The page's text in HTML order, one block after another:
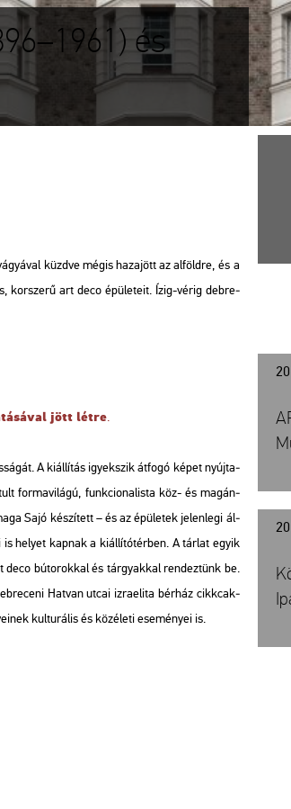
és
küzd­ve mégis ha­za­jött az al­föld­re, és a
kor­sze­rű art deco épü­le­te­it. Ízig-vérig deb­re­
jött létre.
A ki­ál­lí­tás igyek­szik át­fo­gó képet nyúj­ta­
for­ma­vi­lá­gú, funk­ci­o­na­lis­ta köz- és ma­gán­
Sajó ké­szí­tett – és az épü­le­tek je­len­le­gi ál­
he­lyet kap­nak a ki­ál­lí­tó­tér­ben. A tár­lat egyik
deco bú­to­rok­kal és tár­gyak­kal ren­dez­tünk be.
Hat­van utcai iz­ra­e­li­ta bér­ház cikk­cak­
kul­tu­rá­lis és köz­éle­ti ese­mé­nyei is.